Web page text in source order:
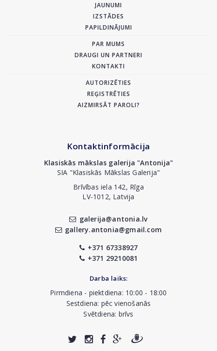
JAUNUMI
IZSTĀDES
PAPILDINĀJUMI
PAR MUMS
DRAUGI UN PARTNERI
KONTAKTI
AUTORIZĒTIES
REĢISTRĒTIES
AIZMIRSĀT PAROLI?
Kontaktinformācija
Klasiskās mākslas galerija "Antonija"
SIA "Klasiskās Mākslas Galerija"
Brīvības iela 142, Rīga
LV-1012, Latvija
galerija@antonia.lv
gallery.antonia@gmail.com
+371 67338927
+371 29210081
Darba laiks:
Pirmdiena - piektdiena: 10:00 - 18:00
Sestdiena: pēc vienošanās
Svētdiena: brīvs